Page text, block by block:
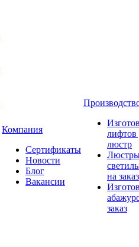
Компания
Сертификаты
Новости
Блог
Вакансии
лифтов
люстр
на заказ
заказ